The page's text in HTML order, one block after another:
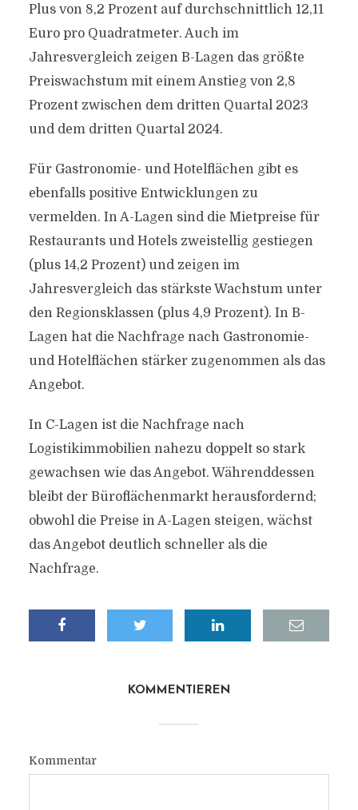
Plus von 8,2 Prozent auf durchschnittlich 12,11
Euro pro Quadratmeter. Auch im
Jahresvergleich zeigen B-Lagen das größte
Preiswachstum mit einem Anstieg von 2,8
Prozent zwischen dem dritten Quartal 2023
und dem dritten Quartal 2024.
Für Gastronomie- und Hotelflächen gibt es
ebenfalls positive Entwicklungen zu
vermelden. In A-Lagen sind die Mietpreise für
Restaurants und Hotels zweistellig gestiegen
(plus 14,2 Prozent) und zeigen im
Jahresvergleich das stärkste Wachstum unter
den Regionsklassen (plus 4,9 Prozent). In B-
Lagen hat die Nachfrage nach Gastronomie-
und Hotelflächen stärker zugenommen als das
Angebot.
In C-Lagen ist die Nachfrage nach
Logistikimmobilien nahezu doppelt so stark
gewachsen wie das Angebot. Währenddessen
bleibt der Büroflächenmarkt herausfordernd;
obwohl die Preise in A-Lagen steigen, wächst
das Angebot deutlich schneller als die
Nachfrage.
KOMMENTIEREN
Kommentar